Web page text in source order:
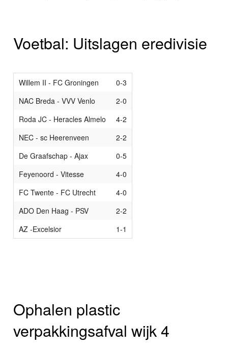
Voetbal: Uitslagen eredivisie
Willem II - FC Groningen
0-3
NAC Breda - VVV Venlo
2-0
Roda JC - Heracles Almelo
4-2
NEC - sc Heerenveen
2-2
De Graafschap - Ajax
0-5
Feyenoord - Vitesse
4-0
FC Twente - FC Utrecht
4-0
ADO Den Haag - PSV
2-2
AZ -Excelsior
1-1
Ophalen plastic
verpakkingsafval wijk 4